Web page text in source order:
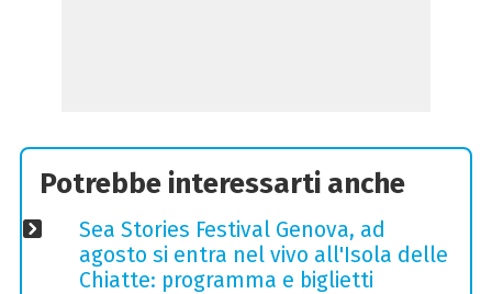
Potrebbe interessarti anche
Sea Stories Festival Genova, ad
agosto si entra nel vivo all'Isola delle
Chiatte: programma e biglietti